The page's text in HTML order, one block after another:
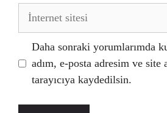
İnternet
Daha sonraki yorumlarımda
adım, e-posta adresim ve site
tarayıcıya kaydedilsin.